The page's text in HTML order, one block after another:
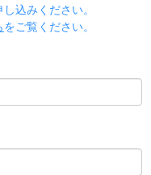
込みください。
をご覧ください。